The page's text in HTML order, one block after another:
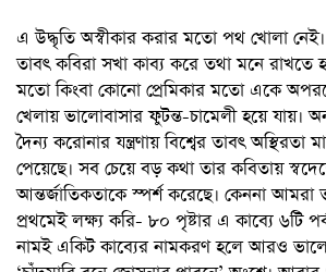
এ উদ্ধৃতি অস্বীকার করার মতো পথ খোলা নেই।
তাবৎ কবিরা সখা কাব্য করে তথা মনে রাখতে
মতো কিংবা কোনো প্রেমিকার মতো একে
খেলায় ভালোবাসার ফুটন্ত-চামেলী হয়ে যায়।
দৈন্য করোনার যন্ত্রণায় বিশ্বের তাবৎ অস্থিরতা
পেয়েছে। সব চেয়ে বড় কথা তার কবিতায়
আন্তর্জাতিকতাকে স্পর্শ করেছে। কেননা আমরা
প্রথমেই লক্ষ্য করি- ৮০ পৃষ্টার এ কাব্যে ৬টি
নামই একিট কাব্যের নামকরণ হলে আরও